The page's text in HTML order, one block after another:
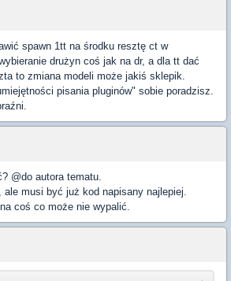
spawn 1tt na środku resztę ct w
drużyn coś jak na dr, a dla tt dać
to zmiana modeli może jakiś sklepik.
pisania pluginów" sobie poradzisz.
@do autora tematu.
musi być już kod napisany najlepiej.
coś co może nie wypalić.